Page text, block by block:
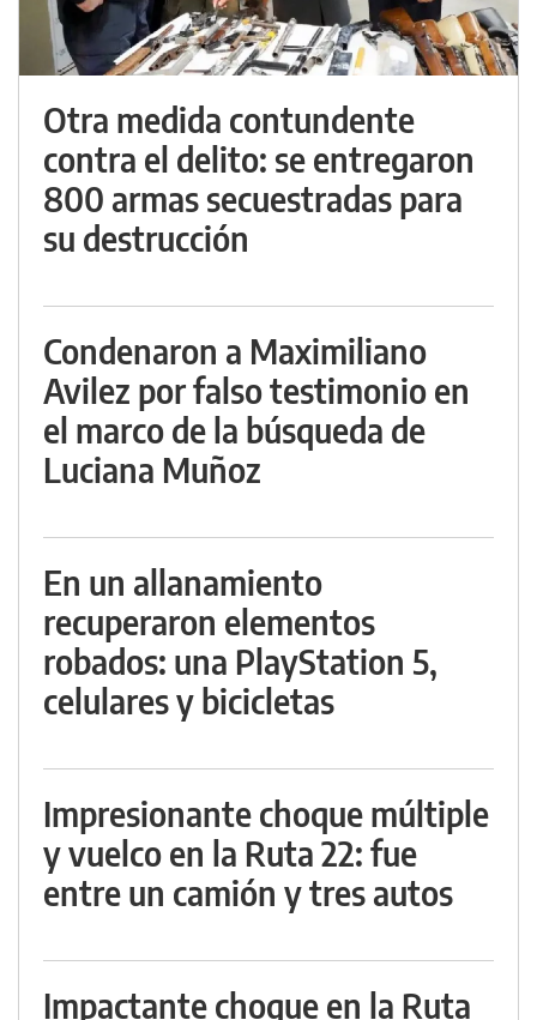
Otra medida contundente
contra el delito: se entregaron
800 armas secuestradas para
su destrucción
Condenaron a Maximiliano
Avilez por falso testimonio en
el marco de la búsqueda de
Luciana Muñoz
En un allanamiento
recuperaron elementos
robados: una PlayStation 5,
celulares y bicicletas
Impresionante choque múltiple
y vuelco en la Ruta 22: fue
entre un camión y tres autos
Impactante choque en la Ruta